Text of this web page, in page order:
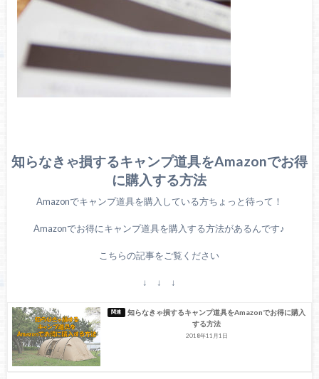
知らなきゃ損するキャンプ道具をAmazonでお得
に購入する方法
Amazonでキャンプ道具を購入している方ちょっと待って！
Amazonでお得にキャンプ道具を購入する方法があるんです♪
こちらの記事をご覧ください
↓ ↓ ↓
知らなきゃ損するキャンプ道具をAmazonでお得に購入
する方法
2018年11月1日